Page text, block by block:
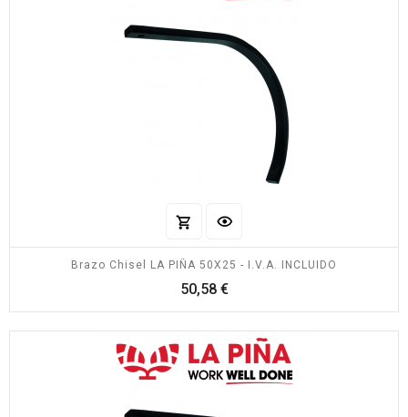
Brazo Chisel LA PIÑA 50X25 - I.V.A. INCLUIDO
50,58 €Precio